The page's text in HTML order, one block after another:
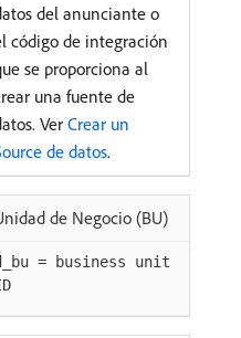
del anunciante o
código de integración
se proporciona al
una fuente de
Ver Crear un
de datos.
de Negocio (BU)
= business unit